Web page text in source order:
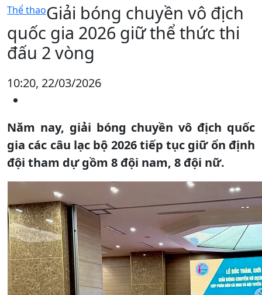
Thể thaoGiải bóng chuyền vô địch
quốc gia 2026 giữ thể thức thi
đấu 2 vòng
10:20, 22/03/2026
Năm nay, giải bóng chuyền vô địch quốc
gia các câu lạc bộ 2026 tiếp tục giữ ổn định
đội tham dự gồm 8 đội nam, 8 đội nữ.